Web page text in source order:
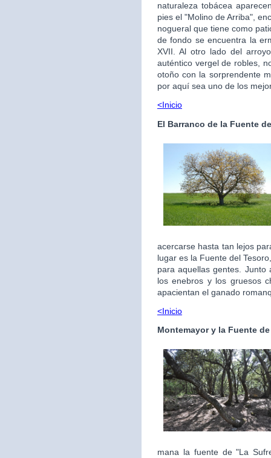
naturaleza tobácea
pies el "Molino de Arriba",
nogueral que tiene como
de fondo se encuentra la
XVII. Al otro lado del
auténtico vergel de robles,
otoño con la sorprendente
por aquí sea uno de los
<Inicio
El Barranco de la Fuente
acercarse hasta tan lejos
lugar es la Fuente del
para aquellas gentes.
los enebros y los gruesos
apacientan el ganado
<Inicio
Montemayor y la Fuente
mana la fuente de "La